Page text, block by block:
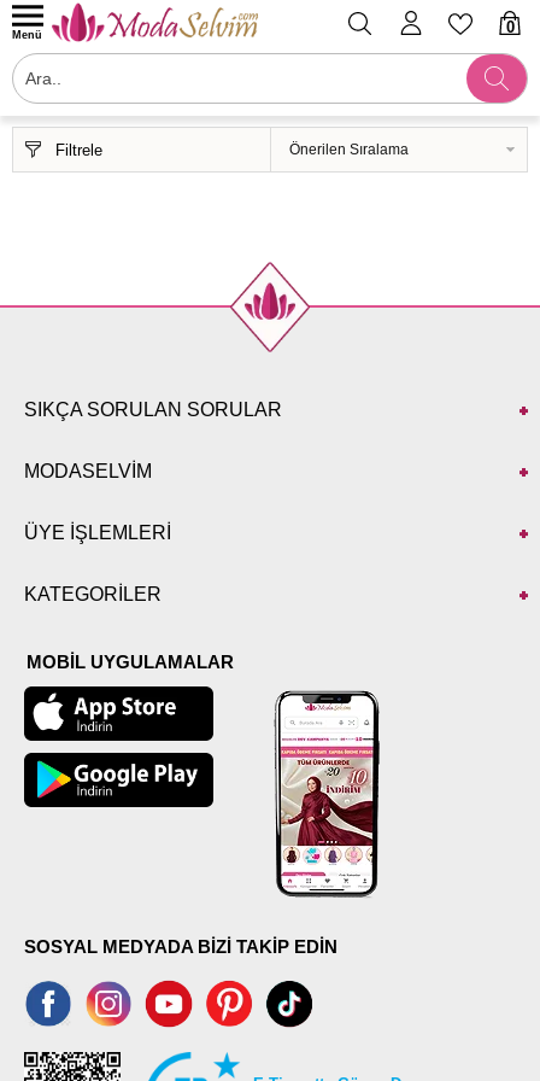
0
Menü
Filtrele
SIKÇA SORULAN SORULAR
MODASELVİM
ÜYE İŞLEMLERİ
KATEGORİLER
MOBİL UYGULAMALAR
SOSYAL MEDYADA BİZİ TAKİP EDİN